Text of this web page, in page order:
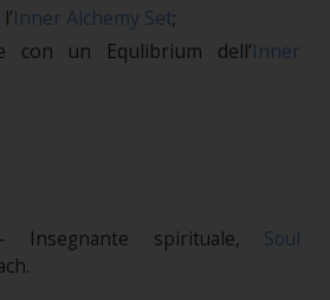
Inner Alchemy Set;
con un Equlibrium dell’Inner
- Insegnante spirituale, Soul